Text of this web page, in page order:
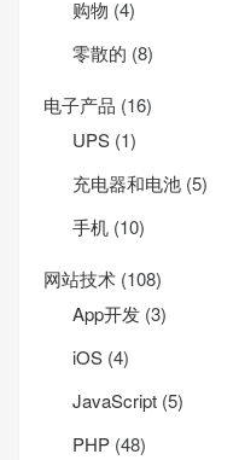
购物 (4)
零散的 (8)
电子产品 (16)
UPS (1)
充电器和电池 (5)
手机 (10)
网站技术 (108)
App开发 (3)
iOS (4)
JavaScript (5)
PHP (48)